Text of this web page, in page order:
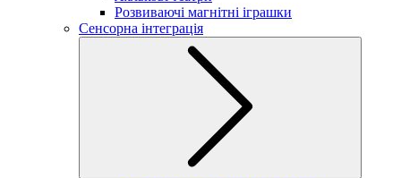
Розвиваючі магнітні іграшки
Сенсорна інтеграція